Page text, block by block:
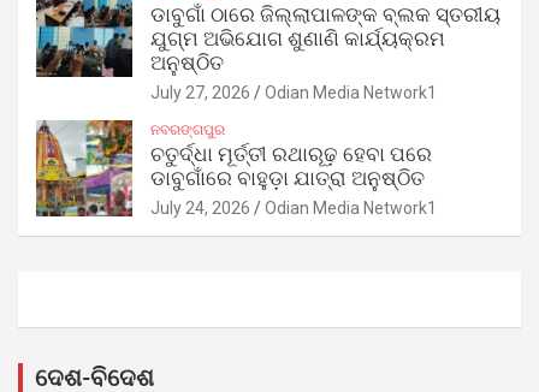
ଡାବୁଗାଁ ଠାରେ ଜିଲ୍ଲାପାଳଙ୍କ ବ୍ଲକ ସ୍ତରୀୟ
ଯୁଗ୍ମ ଅଭିଯୋଗ ଶୁଣାଣି କାର୍ଯ୍ୟକ୍ରମ
ଅନୁଷ୍ଠିତ
July 27, 2026 Odian Media Network1
ନବରଙ୍ଗପୁର
ଚତୁର୍ଦ୍ଧା ମୂର୍ତ୍ତୀ ରଥାରୂଢ଼ ହେବା ପରେ
ଡାବୁଗାଁରେ ବାହୁଡ଼ା ଯାତ୍ରା ଅନୁଷ୍ଠିତ
July 24, 2026 Odian Media Network1
ଦେଶ-ବିଦେଶ